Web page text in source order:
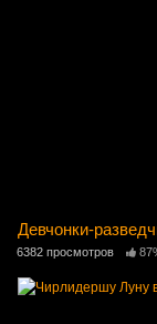
Девчонки-
6382 просмотров